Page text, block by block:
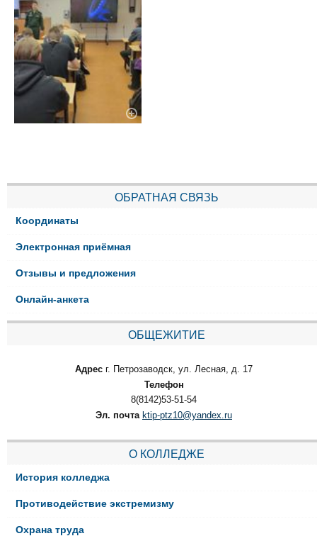
ОБРАТНАЯ СВЯЗЬ
Координаты
Электронная приёмная
Отзывы и предложения
Онлайн-анкета
ОБЩЕЖИТИЕ
Адрес г. Петрозаводск, ул. Лесная, д. 17
Телефон
8(8142)53-51-54
Эл. почта ktip-ptz10@yandex.ru
О КОЛЛЕДЖЕ
История колледжа
Противодействие экстремизму
Охрана труда